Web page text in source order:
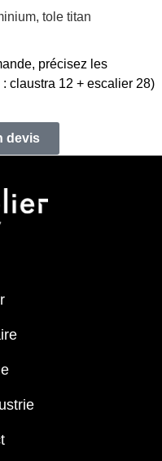
tole titan
précisez les
claustra 12 + escalier 28)
devis